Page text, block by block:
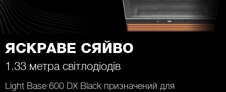
ЯСКРАВЕ СЯЙВО
1.33 метра світлодіодів
Light Base 600 DX Black призначений для